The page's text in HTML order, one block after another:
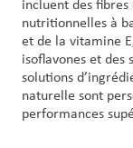
incluent des
nutritionnelles à
et de la vitamine
isoflavones et des
solutions
naturelle sont
performances